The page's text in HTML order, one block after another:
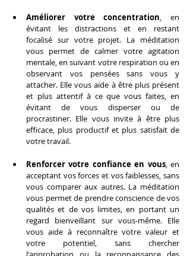
Améliorer votre concentration, en
évitant les distractions et en restant
focalisé sur votre projet. La méditation
vous permet de calmer votre agitation
mentale, en suivant votre respiration ou en
observant vos pensées sans vous y
attacher. Elle vous aide à être plus présent
et plus attentif à ce que vous faites, en
évitant de vous disperser ou de
procrastiner. Elle vous invite à être plus
efficace, plus productif et plus satisfait de
votre travail.
Renforcer votre confiance en vous, en
acceptant vos forces et vos faiblesses, sans
vous comparer aux autres. La méditation
vous permet de prendre conscience de vos
qualités et de vos limites, en portant un
regard bienveillant sur vous-même. Elle
vous aide à reconnaître votre valeur et
votre potentiel, sans chercher